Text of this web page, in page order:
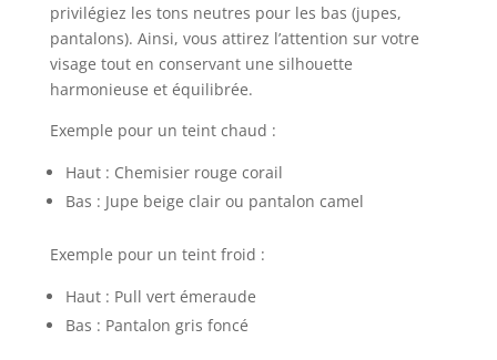
privilégiez les tons neutres pour les bas (jupes,
pantalons). Ainsi, vous attirez l’attention sur votre
visage tout en conservant une silhouette
harmonieuse et équilibrée.
Exemple pour un teint chaud :
Haut : Chemisier rouge corail
Bas : Jupe beige clair ou pantalon camel
Exemple pour un teint froid :
Haut : Pull vert émeraude
Bas : Pantalon gris foncé